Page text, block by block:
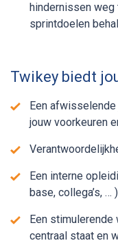
hindernissen weg
sprintdoelen
Twikey biedt
Een
jouw voorkeuren
Een interne
base, collega’s, …
Een stimulerende
centraal staat en